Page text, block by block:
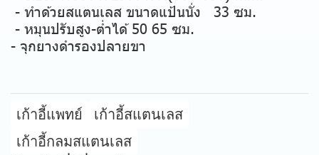
- ทำด้วยสแตนเลส ขนาดแป้นนั่ง 33 ซม.
- หมุนปรับสูง-ต่ำได้ 50 65 ซม.
- จุกยางดำรองปลายขา
เก้าอี้แพทย์
เก้าอี้สแตนเลส
เก้าอี้กลมสแตนเลส